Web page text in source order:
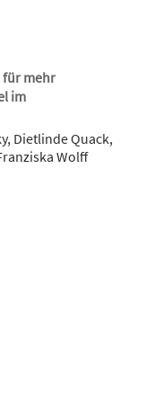
für mehr
im
Dietlinde Quack,
Wolff